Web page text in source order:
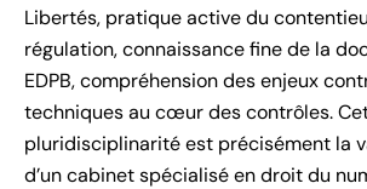
Libertés, pratique active du
régulation, connaissance fine de la
EDPB, compréhension des enjeux
techniques au cœur des contrôles.
pluridisciplinarité est précisément la
d’un cabinet spécialisé en droit du